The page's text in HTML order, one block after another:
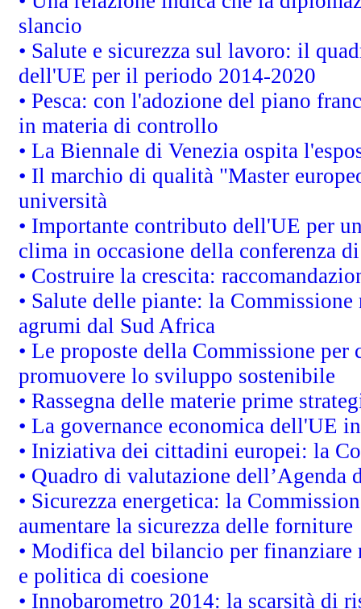
slancio
• Salute e sicurezza sul lavoro: il
dell'UE per il periodo 2014-2020
• Pesca: con l'adozione del piano
in materia di controllo
• La Biennale di Venezia ospita
• Il marchio di qualità "Master
università
• Importante contributo dell'UE per
clima in occasione della conferenza
• Costruire la crescita:
• Salute delle piante: la
agrumi dal Sud Africa
• Le proposte della Commissione
promuovere lo sviluppo sostenibile
• Rassegna delle materie prime
• La governance economica dell'UE
• Iniziativa dei cittadini europei: la
• Quadro di valutazione
• Sicurezza energetica: la
aumentare la sicurezza delle forniture
• Modifica del bilancio per finanziare
e politica di coesione
• Innobarometro 2014: la scarsità di